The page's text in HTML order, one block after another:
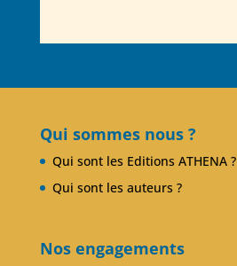
Qui sommes nous ?
Qui sont les Editions ATHENA ?
Qui sont les auteurs ?
Nos engagements